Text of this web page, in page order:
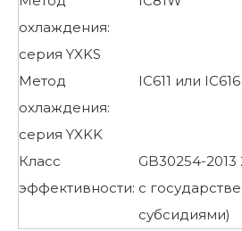
охлаждения:
серия YXKS
Метод
охлаждения:
серия YXKK
IC611 или IC616
Класс
эффективности:
GB30254-2013
с
субсидиями)